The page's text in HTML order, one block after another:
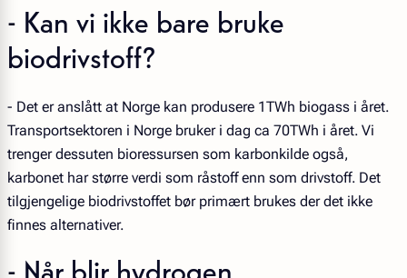
- Kan vi ikke bare bruke
biodrivstoff?
- Det er anslått at Norge kan produsere 1TWh biogass i året.
Transportsektoren i Norge bruker i dag ca 70TWh i året. Vi
trenger dessuten bioressursen som karbonkilde også,
karbonet har større verdi som råstoff enn som drivstoff. Det
tilgjengelige biodrivstoffet bør primært brukes der det ikke
finnes alternativer.
- Når blir hydrogen